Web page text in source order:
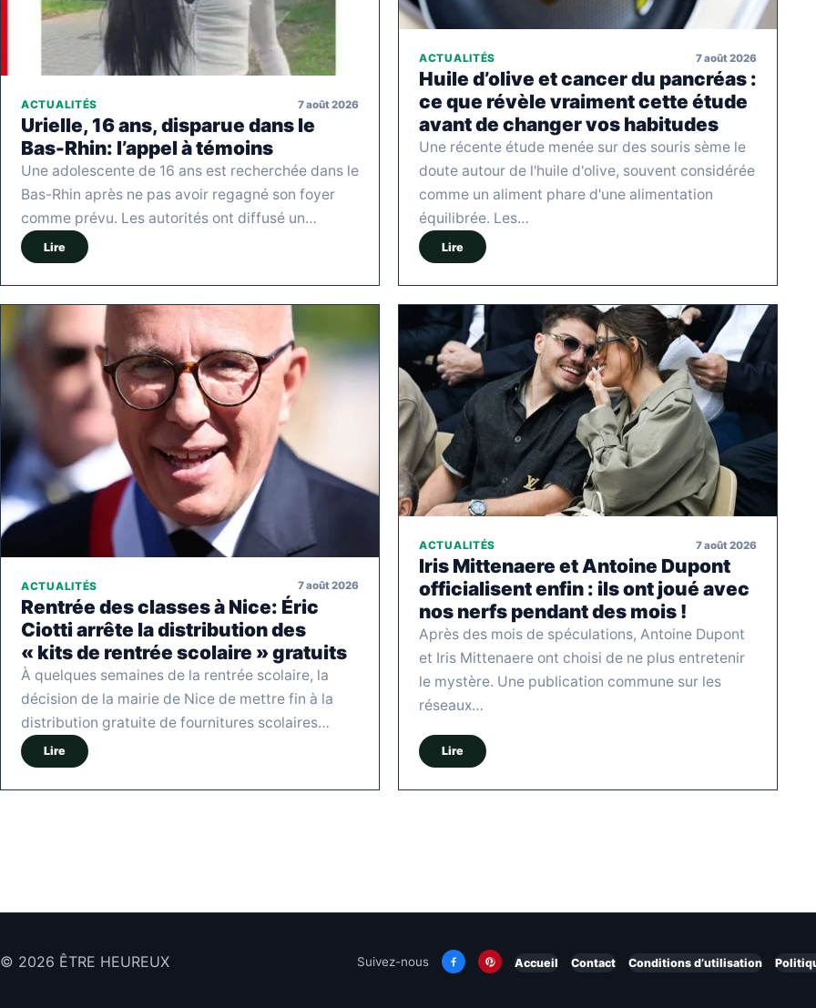
ACTUALITÉS 7 août 2026
Urielle, 16 ans, disparue dans le
Bas-Rhin: l’appel à témoins
Une adolescente de 16 ans est recherchée dans le
Bas-Rhin après ne pas avoir regagné son foyer
comme prévu. Les autorités ont diffusé un…
Lire
ACTUALITÉS 7 août 2026
Huile d’olive et cancer du pancréas :
ce que révèle vraiment cette étude
avant de changer vos habitudes
Une récente étude menée sur des souris sème le
doute autour de l'huile d'olive, souvent considérée
comme un aliment phare d'une alimentation
équilibrée. Les…
Lire
ACTUALITÉS 7 août 2026
Rentrée des classes à Nice: Éric
Ciotti arrête la distribution des
« kits de rentrée scolaire » gratuits
À quelques semaines de la rentrée scolaire, la
décision de la mairie de Nice de mettre fin à la
distribution gratuite de fournitures scolaires…
Lire
ACTUALITÉS 7 août 2026
Iris Mittenaere et Antoine Dupont
officialisent enfin : ils ont joué avec
nos nerfs pendant des mois !
Après des mois de spéculations, Antoine Dupont
et Iris Mittenaere ont choisi de ne plus entretenir
le mystère. Une publication commune sur les
réseaux…
Lire
© 2026 ÊTRE HEUREUX Suivez-nous Accueil Contact Conditions d’utilisation